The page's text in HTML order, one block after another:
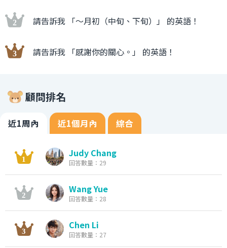
請告訴我 「〜月初（中旬、下旬）」 的英語！
請告訴我 「感謝你的關心。」 的英語！
顧問排名
近1周內 近1個月內 綜合
Judy Chang
回答數量：29
Wang Yue
回答數量：28
Chen Li
回答數量：27